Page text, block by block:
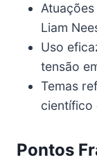
Liam
Uso
tensão
Temas
científico
Pontos